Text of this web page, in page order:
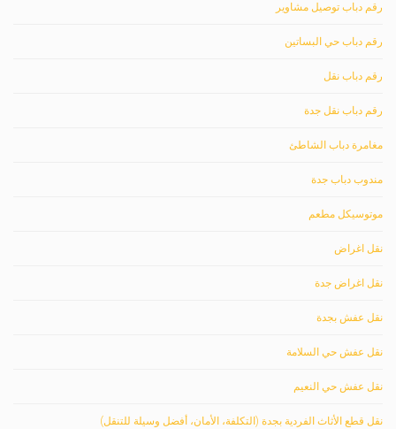
رقم دباب توصيل مشاوير
رقم دباب حي البساتين
رقم دباب نقل
رقم دباب نقل جدة
مغامرة دباب الشاطئ
مندوب دباب جدة
موتوسيكل مطعم
نقل اغراض
نقل اغراض جدة
نقل عفش بجدة
نقل عفش حي السلامة
نقل عفش حي النعيم
نقل قطع الأثاث الفردية بجدة (التكلفة، الأمان، أفضل وسيلة للتنقل)